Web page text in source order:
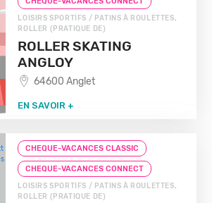
LOISIRS SPORTIFS / PATINS À ROULETTES,
ROLLER (PRATIQUE DE)
ROLLER SKATING
ANGLOY
64600 Anglet
EN SAVOIR +
CHEQUE-VACANCES CLASSIC
CHEQUE-VACANCES CONNECT
LOISIRS SPORTIFS / PATINS À ROULETTES,
ROLLER (PRATIQUE DE)